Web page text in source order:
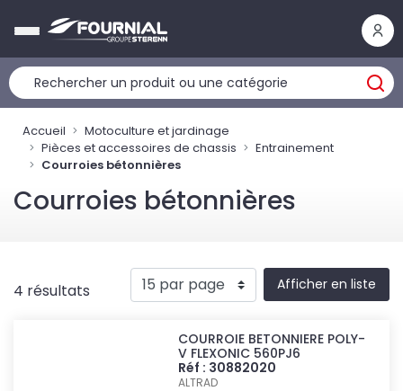
Accueil
Motoculture et jardinage
Pièces et accessoires de chassis
Entrainement
Courroies bétonnières
Courroies bétonnières
4 résultats Afficher en liste
COURROIE BETONNIERE POLY-
V FLEXONIC 560PJ6
Réf : 30882020
ALTRAD